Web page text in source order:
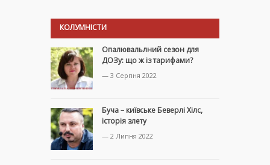
КОЛУМНІСТИ
Опалювальлний сезон для
ДОЗу: що ж із тарифами?
— 3 Серпня 2022
Буча – київське Беверлі Хілс,
історія злету
— 2 Липня 2022